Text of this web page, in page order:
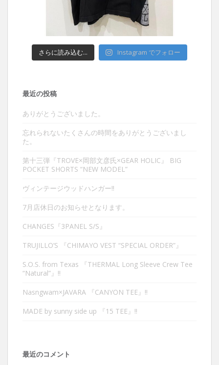
さらに読み込む... Instagram でフォロー
最近の投稿
ありがとうございました。
忘れられないたくさんの時間をありがとうございまし
た。
第十三弾『TROVE×岡部文彦氏×GEAR HOLIC』 BIG
POCKET SHORTS “NEW MODEL”
ヴィンテージウッドハンガー‼︎
7月店休日のお知らせとなります。
CHANGES『3PANEL S/S』
TRUJILLO’S 『CHIMAYO VEST “SPECIAL ORDER”』
S.O.S. from Texas 『THERMAL Long Sleeve Crew Tee
“Natural”』‼︎
Nasngwam×JAVARA 『CANYON TEE』‼︎
MADE by sunny side up 『15 TEE』‼︎
最近のコメント